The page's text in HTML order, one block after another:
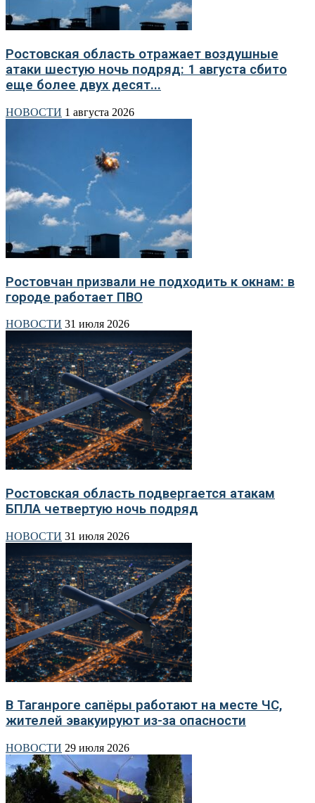
Ростовская область отражает воздушные
атаки шестую ночь подряд: 1 августа сбито
еще более двух десят...
НОВОСТИ 1 августа 2026
Ростовчан призвали не подходить к окнам: в
городе работает ПВО
НОВОСТИ 31 июля 2026
Ростовская область подвергается атакам
БПЛА четвертую ночь подряд
НОВОСТИ 31 июля 2026
В Таганроге сапёры работают на месте ЧС,
жителей эвакуируют из-за опасности
НОВОСТИ 29 июля 2026